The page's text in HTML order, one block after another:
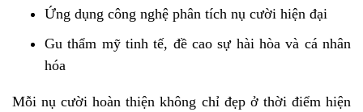
Ứng dụng công nghệ phân tích nụ cười hiện đại
Gu thẩm mỹ tinh tế, đề cao sự hài hòa và cá nhân
hóa
Mỗi nụ cười hoàn thiện không chỉ đẹp ở thời điểm hiện